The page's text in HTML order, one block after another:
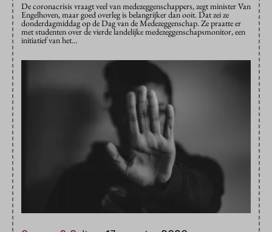
De coronacrisis vraagt veel van medezeggenschappers, zegt minister Van
Engelhoven, maar goed overleg is belangrijker dan ooit. Dat zei ze
donderdagmiddag op de Dag van de Medezeggenschap. Ze praatte er
met studenten over de vierde landelijke medezeggenschapsmonitor, een
initiatief van het…